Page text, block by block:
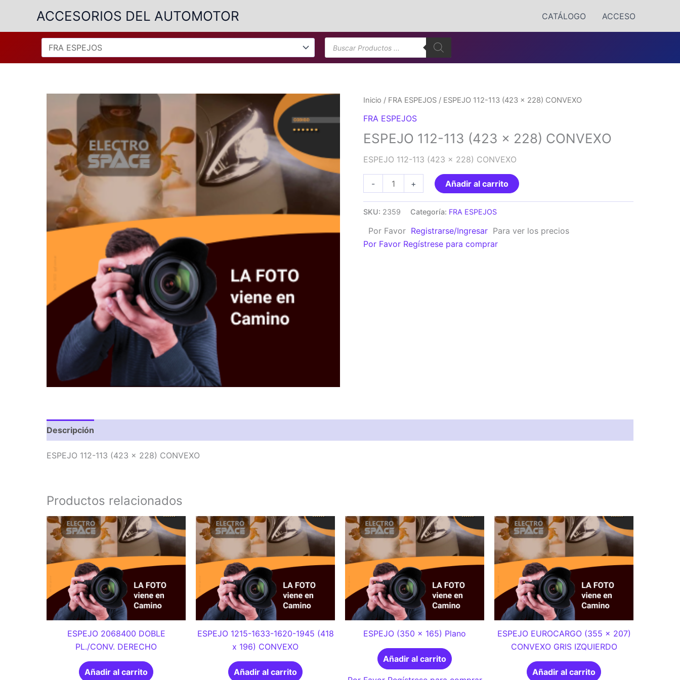
contenido
ACCESORIOS DEL AUTOMOTOR CATÁLOGO ACCESO
Búsqueda
de
productos
Inicio / FRA ESPEJOS / ESPEJO 112-113 (423 x 228) CONVEXO
FRA ESPEJOS
ESPEJO 112-113 (423 x 228) CONVEXO
ESPEJO 112-113 (423 x 228) CONVEXO
-
ESPEJO
112-
228)
+ Añadir al carrito
SKU: 2359 Categoría: FRA ESPEJOS
Por Favor Registrarse/Ingresar Para ver los precios
Por Favor Regístrese para comprar
Descripción
ESPEJO 112-113 (423 x 228) CONVEXO
Productos relacionados
ESPEJO 2068400 DOBLE
PL./CONV. DERECHO
Añadir al carrito
ESPEJO 1215-1633-1620-1945 (418
x 196) CONVEXO
Añadir al carrito
ESPEJO (350 x 165) Plano
Añadir al carrito
ESPEJO EUROCARGO (355 x 207)
CONVEXO GRIS IZQUIERDO
Añadir al carrito